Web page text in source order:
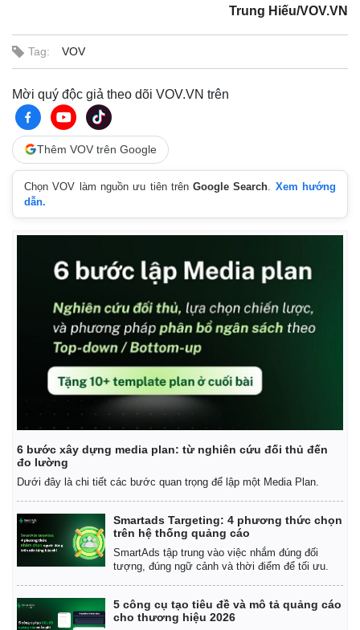
InfographicTrung Hiếu/VOV.VN
Tag: VOV
Mời quý độc giả theo dõi VOV.VN trên
Thêm VOV trên Google
Chọn VOV làm nguồn ưu tiên trênGoogle Search
Xem hướng
dẫn.
6 bước xây dựng media plan: từ nghiên cứu đối thủ đến
đo lường
Dưới đây là chi tiết các bước quan trọng để lập một Media Plan.
Smartads Targeting: 4 phương thức chọn
trên hệ thống quảng cáo
SmartAds tập trung vào việc nhắm đúng đối
tượng, đúng ngữ cảnh và thời điểm để tối ưu.
5 công cụ tạo tiêu đề và mô tả quảng cáo
cho thương hiệu 2026